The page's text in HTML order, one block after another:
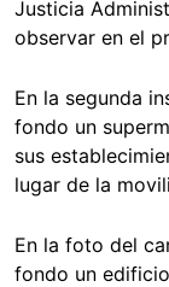
Justicia
observar en el
En la segunda
fondo un
sus
lugar de la
En la foto del
fondo un